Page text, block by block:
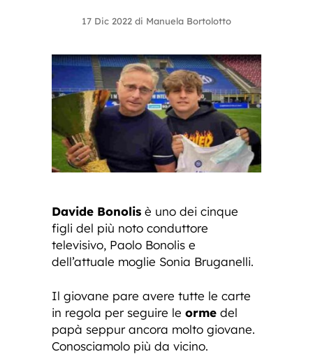
17 Dic 2022 di Manuela Bortolotto
Davide Bonolis è uno dei cinque
figli del più noto conduttore
televisivo, Paolo Bonolis e
dell’attuale moglie Sonia Bruganelli.
Il giovane pare avere tutte le carte
in regola per seguire le orme del
papà seppur ancora molto giovane.
Conosciamolo più da vicino.